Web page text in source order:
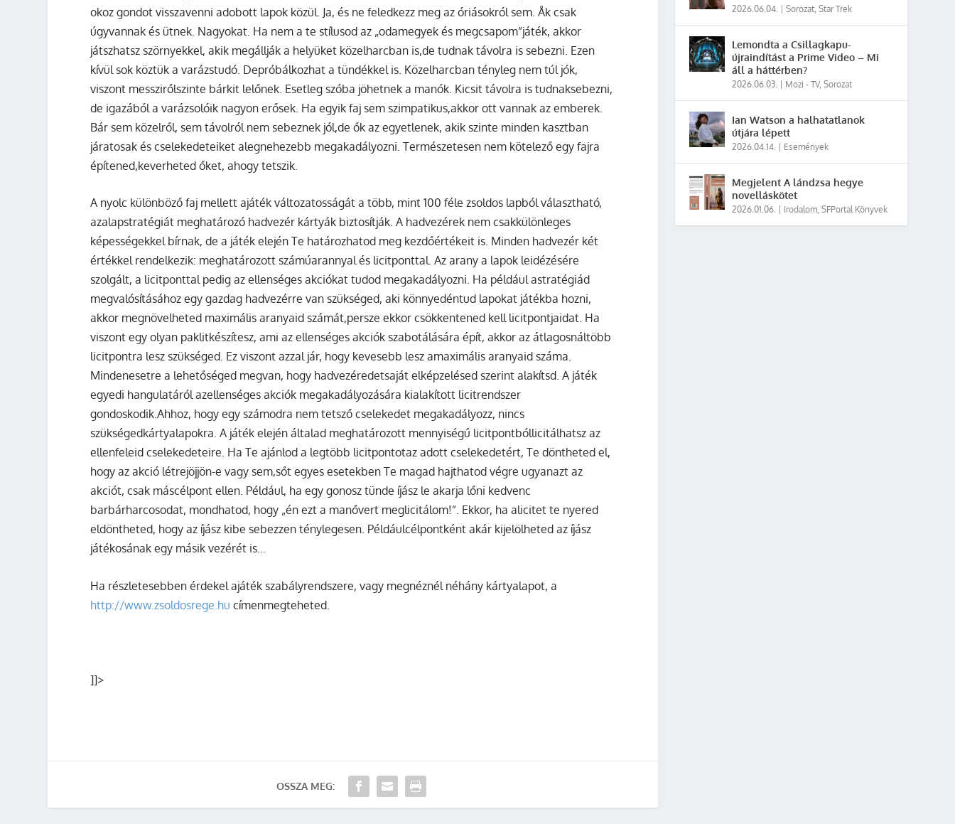
okoz gondot visszavenni adobott lapok közül. Ja, és ne feledkezz meg az óriásokról sem. Åk csak
úgyvannak és ütnek. Nagyokat. Ha nem a te stílusod az „odamegyek és megcsapom”játék, akkor
játszhatsz szörnyekkel, akik megállják a helyüket közelharcban is,de tudnak távolra is sebezni. Ezen
kívül sok köztük a varázstudó. Depróbálkozhat a tündékkel is. Közelharcban tényleg nem túl jók,
viszont messzirőlszinte bárkit lelőnek. Esetleg szóba jöhetnek a manók. Kicsit távolra is tudnaksebezni,
de igazából a varázsolóik nagyon erősek. Ha egyik faj sem szimpatikus,akkor ott vannak az emberek.
Bár sem közelről, sem távolról nem sebeznek jól,de ők az egyetlenek, akik szinte minden kasztban
járatosak és cselekedeteiket alegnehezebb megakadályozni. Természetesen nem kötelező egy fajra
építened,keverheted őket, ahogy tetszik.
A nyolc különböző faj mellett ajáték változatosságát a több, mint 100 féle zsoldos lapból választható,
azalapstratégiát meghatározó hadvezér kártyák biztosítják. A hadvezérek nem csakkülönleges
képességekkel bírnak, de a játék elején Te határozhatod meg kezdőértékeit is. Minden hadvezér két
értékkel rendelkezik: meghatározott számúarannyal és licitponttal. Az arany a lapok leidézésére
szolgált, a licitponttal pedig az ellenséges akciókat tudod megakadályozni. Ha például astratégiád
megvalósításához egy gazdag hadvezérre van szükséged, aki könnyedéntud lapokat játékba hozni,
akkor megnövelheted maximális aranyaid számát,persze ekkor csökkentened kell licitpontjaidat. Ha
viszont egy olyan paklitkészítesz, ami az ellenséges akciók szabotálására épít, akkor az átlagosnáltöbb
licitpontra lesz szükséged. Ez viszont azzal jár, hogy kevesebb lesz amaximális aranyaid száma.
Mindenesetre a lehetőséged megvan, hogy hadvezéredetsaját elképzelésed szerint alakítsd. A játék
egyedi hangulatáról azellenséges akciók megakadályozására kialakított licitrendszer
gondoskodik.Ahhoz, hogy egy számodra nem tetsző cselekedet megakadályozz, nincs
szükségedkártyalapokra. A játék elején általad meghatározott mennyiségű licitpontbóllicitálhatsz az
ellenfeleid cselekedeteire. Ha Te ajánlod a legtöbb licitpontotaz adott cselekedetért, Te döntheted el,
hogy az akció létrejöjjön-e vagy sem,sőt egyes esetekben Te magad hajthatod végre ugyanazt az
akciót, csak máscélpont ellen. Például, ha egy gonosz tünde íjász le akarja lőni kedvenc
barbárharcosodat, mondhatod, hogy „én ezt a manővert meglicitálom!”. Ekkor, ha alicitet te nyered
eldöntheted, hogy az íjász kibe sebezzen ténylegesen. Példáulcélpontként akár kijelölheted az íjász
játékosának egy másik vezérét is…
Ha részletesebben érdekel ajáték szabályrendszere, vagy megnéznél néhány kártyalapot, a
http://www.zsoldosrege.hu címenmegteheted.
]]>
OSSZA MEG:
2026.06.04. |Sorozat,Star Trek
Lemondta a Csillagkapu-
újraindítást a Prime Video – Mi
áll a háttérben?
2026.06.03. Mozi - TV,Sorozat
Ian Watson a halhatatlanok
útjára lépett
2026.04.14. Események
Megjelent A lándzsa hegye
novelláskötet
2026.01.06. Irodalom,SFPortal Könyvek